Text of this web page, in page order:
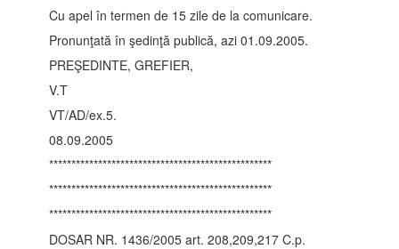
Cu apel în termen de 15 zile de la comunicare.
Pronunţată în şedinţă publică, azi 01.09.2005.
PREŞEDINTE, GREFIER,
V.T
VT/AD/ex.5.
08.09.2005
**************************************************
**************************************************
**************************************************
DOSAR NR. 1436/2005 art. 208,209,217 C.p.